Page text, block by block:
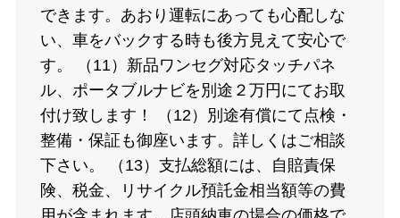
できます。あおり運転にあっても心配しな
い、車をバックする時も後方見えて安心で
す。 （11）新品ワンセグ対応タッチパネ
ル、ポータブルナビを別途２万円にてお取
付け致します！ （12）別途有償にて点検・
整備・保証も御座います。詳しくはご相談
下さい。 （13）支払総額には、自賠責保
険、税金、リサイクル預託金相当額等の費